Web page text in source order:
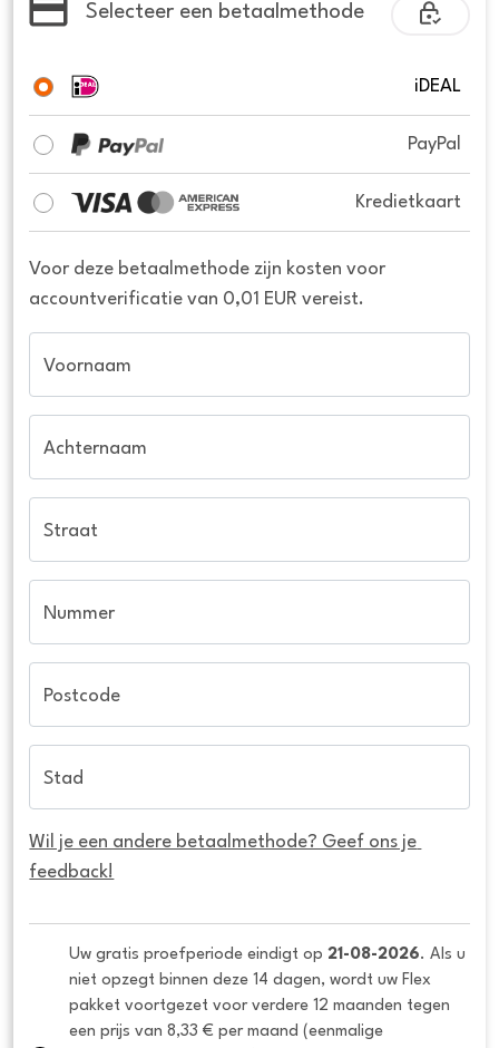
Selecteer een betaalmethode
iDEAL
PayPal
Kredietkaart
Voor deze betaalmethode zijn kosten voor
accountverificatie van 0,01 EUR vereist.
Voornaam
Achternaam
Straat
Nummer
Postcode
Stad
Wil je een andere betaalmethode? Geef ons je
feedback!
Uw gratis proefperiode eindigt op 21-08-2026. Als u
niet opzegt binnen deze 14 dagen, wordt uw Flex
pakket voortgezet voor verdere 12 maanden tegen
een prijs van 8,33 € per maand (eenmalige